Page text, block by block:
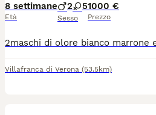
8 settimane
Età
2 5
Sesso
1000 €
Prezzo
Villafranca di Verona (53.5km)